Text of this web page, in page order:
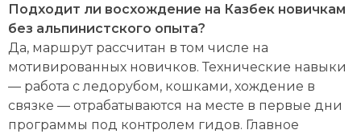
Подходит ли восхождение на Казбек новичкам
без альпинистского опыта?
Да, маршрут рассчитан в том числе на
мотивированных новичков. Технические навыки
— работа с ледорубом, кошками, хождение в
связке — отрабатываются на месте в первые дни
программы под контролем гидов. Главное